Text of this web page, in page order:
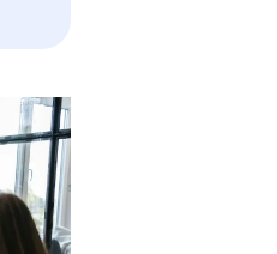
Bereit, Ihre Buchhaltung
zu beschleunigen?